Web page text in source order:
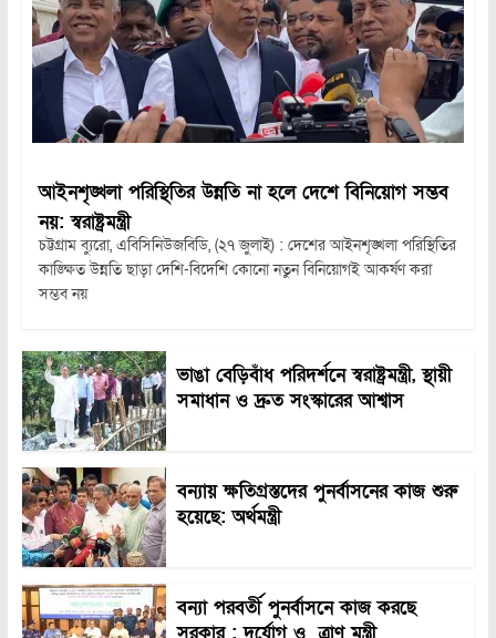
আইনশৃঙ্খলা পরিস্থিতির উন্নতি না হলে দেশে বিনিয়োগ সম্ভব
নয়: স্বরাষ্ট্রমন্ত্রী
চট্টগ্রাম ব্যুরো, এবিসিনিউজবিডি, (২৭ জুলাই) : দেশের আইনশৃঙ্খলা পরিস্থিতির
কাঙ্ক্ষিত উন্নতি ছাড়া দেশি-বিদেশি কোনো নতুন বিনিয়োগই আকর্ষণ করা
সম্ভব নয়
ভাঙা বেড়িবাঁধ পরিদর্শনে স্বরাষ্ট্রমন্ত্রী, স্থায়ী
সমাধান ও দ্রুত সংস্কারের আশ্বাস
বন্যায় ক্ষতিগ্রস্তদের পুনর্বাসনের কাজ শুরু
হয়েছে: অর্থমন্ত্রী
বন্যা পরবর্তী পুনর্বাসনে কাজ করছে
সরকার : দুর্যোগ ও ত্রাণ মন্ত্রী